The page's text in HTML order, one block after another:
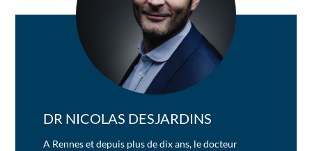
DR NICOLAS DESJARDINS
A Rennes et depuis plus de dix ans, le docteur